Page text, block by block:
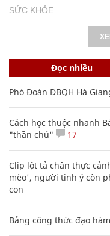
SỨC KHỎE
Đọc nhiều
Phó Đoàn ĐBQH Hà
Cách học thuộc nhanh
"thần chú"
17
Clip lột tả chân thực
mèo', người tinh ý còn
con
Bảng công thức đạo